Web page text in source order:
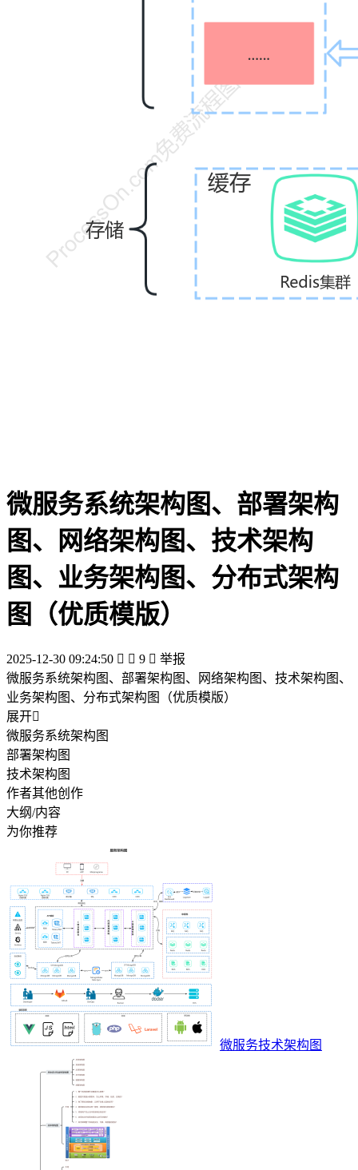
微服务系统架构图、部署架构
图、网络架构图、技术架构
图、业务架构图、分布式架构
图（优质模版）
2025-12-30 09:24:50   9  举报
微服务系统架构图、部署架构图、网络架构图、技术架构图、
业务架构图、分布式架构图（优质模版）
展开
微服务系统架构图
部署架构图
技术架构图
作者其他创作
大纲/内容
为你推荐
微服务技术架构图